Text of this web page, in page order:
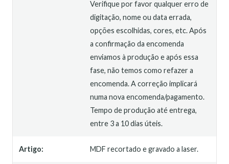
Verifique por favor qualquer erro de
digitação, nome ou data errada,
opções escolhidas, cores, etc. Após
a confirmação da encomenda
enviamos à produção e após essa
fase, não temos como refazer a
encomenda. A correção implicará
numa nova encomenda/pagamento.
Tempo de produção até entrega,
entre 3 a 10 dias úteis.
Artigo: MDF recortado e gravado a laser.